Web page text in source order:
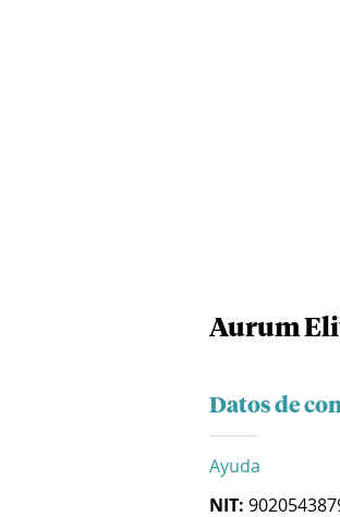
Aurum
Datos de
Ayuda
NIT: